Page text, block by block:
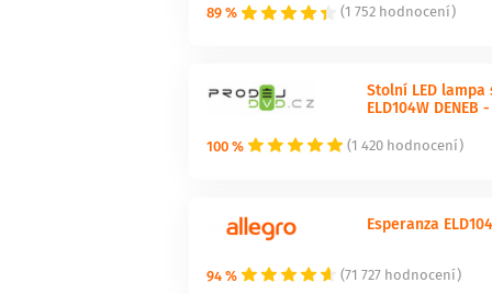
89 % (1 752 hodnocení)
100 % (1 420 hodnocení)
Stolní LED
ELD104W DENEB
94 % (71 727 hodnocení)
Esperanza